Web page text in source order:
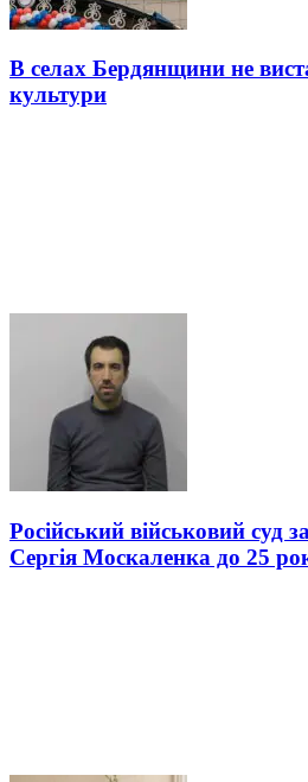
В селах Бердянщини не
культури
Російський військовий суд
Сергія Москаленка до 25